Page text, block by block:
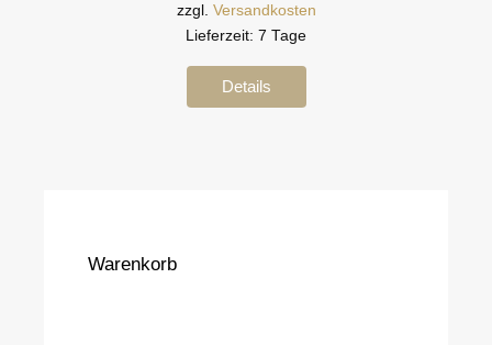
zzgl. Versandkosten
Lieferzeit: 7 Tage
Details
Warenkorb